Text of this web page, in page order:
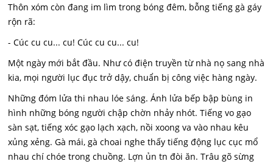
Thôn xóm còn đang im lìm trong bóng đêm, bỗng tiếng gà gáy
rộn rã:
- Cúc cu cu... cu! Cúc cu cu... cu!
Một ngày mới bắt đầu. Như có điện truyền từ nhà nọ sang nhà
kia, mọi người lục đục trở dậy, chuẩn bị công việc hàng ngày.
Những đóm lửa thi nhau lóe sáng. Ánh lửa bếp bập bùng in
hình những bóng người chập chờn nhảy nhót. Tiếng vo gạo
sàn sạt, tiếng xóc gạo lạch xạch, nồi xoong va vào nhau kêu
xủng xẻng. Gà mái, gà choai nghe thấy tiếng động lục cục mổ
nhau chí chóe trong chuồng. Lợn ủn tn đòi ăn. Trâu gõ sừng